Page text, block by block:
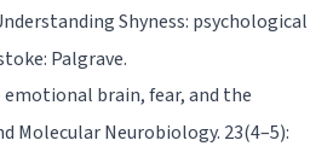
Shyness: psychological
Palgrave.
emotional brain, fear, and the
Molecular Neurobiology. 23(4–5):